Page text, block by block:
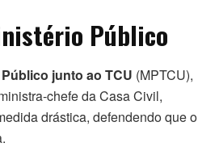
Público
junto ao TCU (MPTCU),
chefe da Casa Civil,
drástica, defendendo que o